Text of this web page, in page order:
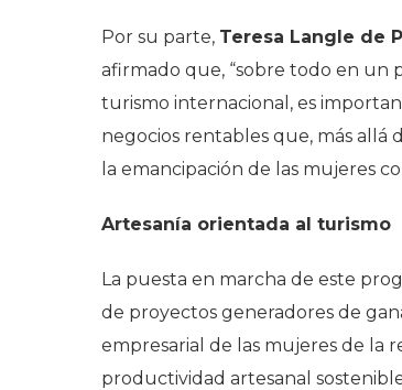
Por su parte, Teresa Langle de
afirmado que, “sobre todo en un
turismo internacional, es
negocios rentables que, más allá
la emancipación de las mujeres
Artesanía orientada al turismo
La puesta en marcha de este
de proyectos generadores de
empresarial de las mujeres de la
productividad artesanal